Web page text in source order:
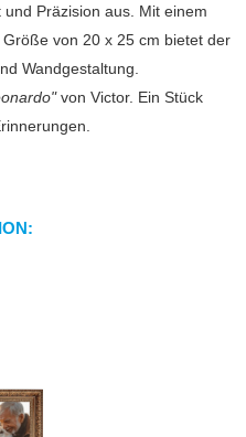
Präzision aus. Mit einem
von 20 x 25 cm bietet der
Wandgestaltung.
von Victor. Ein Stück